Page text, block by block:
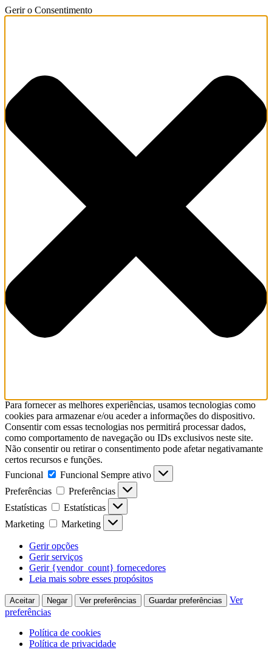
Gerir o Consentimento
Para fornecer as melhores experiências, usamos tecnologias como
cookies para armazenar e/ou aceder a informações do dispositivo.
Consentir com essas tecnologias nos permitirá processar dados,
como comportamento de navegação ou IDs exclusivos neste site.
Não consentir ou retirar o consentimento pode afetar negativamante
certos recursos e funções.
Funcional
Funcional Sempre ativo
Preferências
Preferências
Estatísticas
Estatísticas
Marketing
Marketing
Gerir opções
Gerir serviços
Gerir {vendor_count} fornecedores
Leia mais sobre esses propósitos
Aceitar Negar Ver preferências Guardar preferências
Ver
preferências
Política de cookies
Política de privacidade